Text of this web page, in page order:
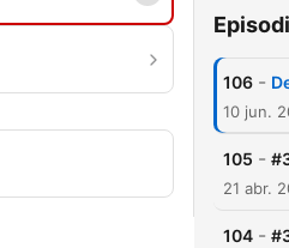
106 -
10 jun.
105 -
21 abr.
104 -